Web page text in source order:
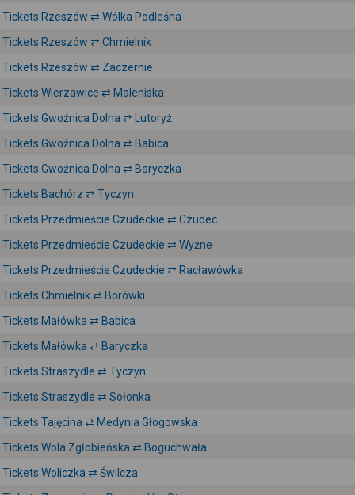
Tickets Rzeszów ⇄ Wólka Podleśna
Tickets Rzeszów ⇄ Chmielnik
Tickets Rzeszów ⇄ Zaczernie
Tickets Wierzawice ⇄ Maleniska
Tickets Gwoźnica Dolna ⇄ Lutoryż
Tickets Gwoźnica Dolna ⇄ Babica
Tickets Gwoźnica Dolna ⇄ Baryczka
Tickets Bachórz ⇄ Tyczyn
Tickets Przedmieście Czudeckie ⇄ Czudec
Tickets Przedmieście Czudeckie ⇄ Wyżne
Tickets Przedmieście Czudeckie ⇄ Racławówka
Tickets Chmielnik ⇄ Borówki
Tickets Małówka ⇄ Babica
Tickets Małówka ⇄ Baryczka
Tickets Straszydle ⇄ Tyczyn
Tickets Straszydle ⇄ Sołonka
Tickets Tajęcina ⇄ Medynia Głogowska
Tickets Wola Zgłobieńska ⇄ Boguchwała
Tickets Woliczka ⇄ Świlcza